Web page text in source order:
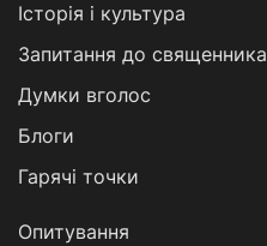
Історія і культура
Запитання до священника
Думки вголос
Блоги
Гарячі точки
Опитування